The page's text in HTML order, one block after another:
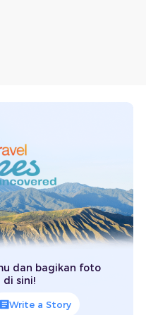
dan bagikan foto
di sini!
Write a Story